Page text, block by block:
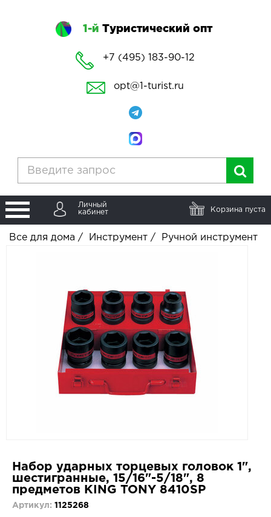
1-й Туристический опт
+7 (495) 183-90-12
opt@1-turist.ru
Личный
кабинет
Корзина пуста
Все для дома / Инструмент / Ручной инструмент
Набор ударных торцевых головок 1",
шестигранные, 15/16"-5/18", 8
предметов KING TONY 8410SP
Артикул: 1125268